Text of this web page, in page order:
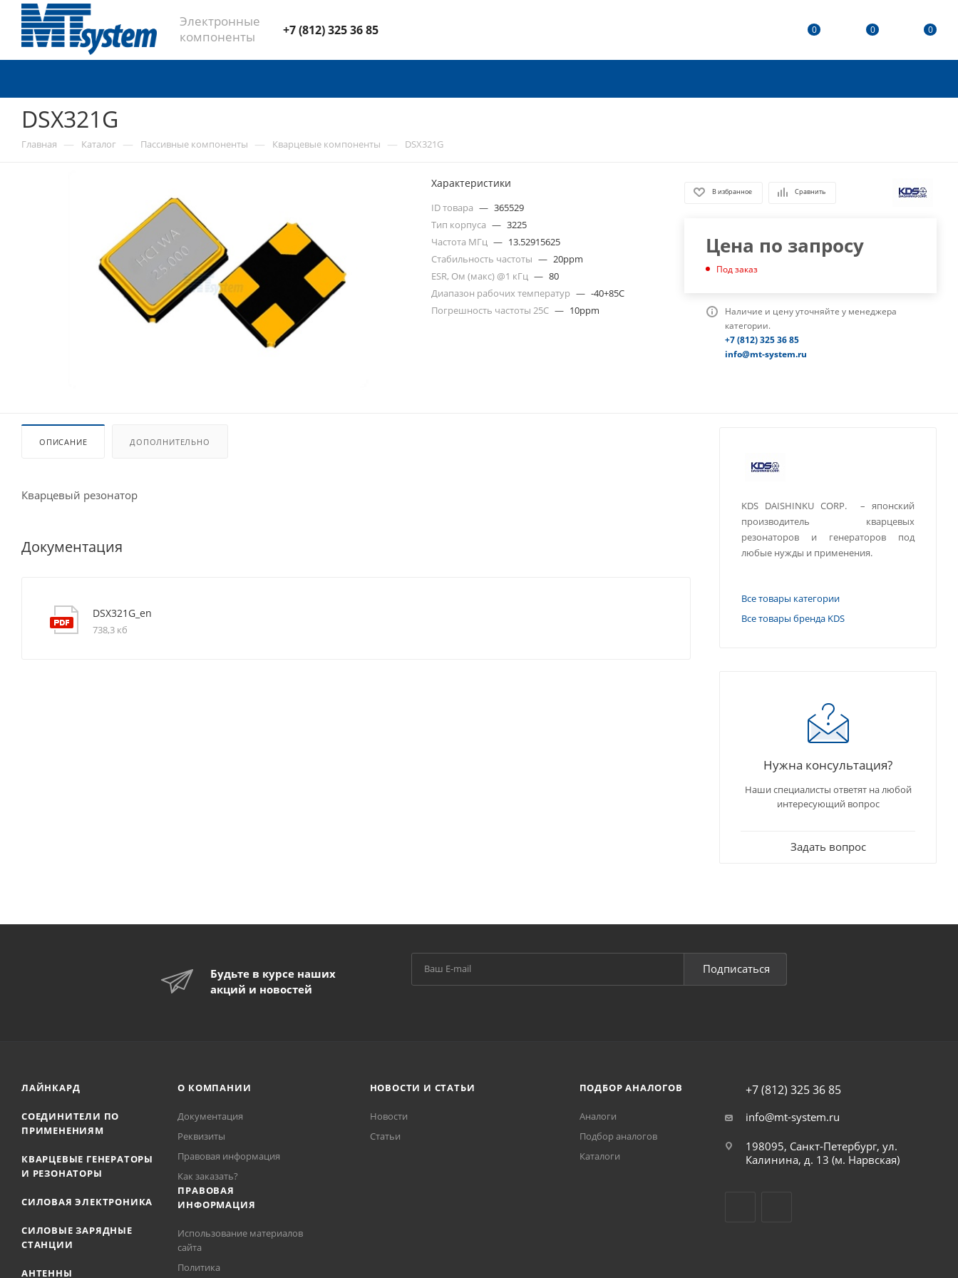
Электронные
компоненты
+7 (812) 325 36 85 0 0 0
DSX321G
Главная — Каталог — Пассивные компоненты — Кварцевые компоненты — DSX321G
Характеристики
ID товара — 365529
Тип корпуса — 3225
Частота МГц — 13.52915625
Стабильность частоты — 20ppm
ESR, Ом (макс) @1 кГц — 80
Диапазон рабочих температур — -40+85C
Погрешность частоты 25С — 10ppm
В избранное Сравнить
Цена по запросу
Под заказ
Наличие и цену уточняйте у менеджера
категории.
+7 (812) 325 36 85
info@mt-system.ru
ОПИСАНИЕ ДОПОЛНИТЕЛЬНО
Кварцевый резонатор
Документация
DSX321G_en
738,3 кб
KDS DAISHINKU CORP. – японский
производитель кварцевых
резонаторов и генераторов под
любые нужды и применения.
Все товары категории
Все товары бренда KDS
Нужна консультация?
Наши специалисты ответят на любой
интересующий вопрос
Задать вопрос
Будьте в курсе наших
акций и новостей
Подписаться
ЛАЙНКАРД
СОЕДИНИТЕЛИ ПО
ПРИМЕНЕНИЯМ
КВАРЦЕВЫЕ ГЕНЕРАТОРЫ
И РЕЗОНАТОРЫ
СИЛОВАЯ ЭЛЕКТРОНИКА
СИЛОВЫЕ ЗАРЯДНЫЕ
СТАНЦИИ
АНТЕННЫ
О КОМПАНИИ
Документация
Реквизиты
Правовая информация
Как заказать?
ПРАВОВАЯ
ИНФОРМАЦИЯ
Использование материалов
сайта
Политика
НОВОСТИ И СТАТЬИ
Новости
Статьи
ПОДБОР АНАЛОГОВ
Аналоги
Подбор аналогов
Каталоги
+7 (812) 325 36 85
info@mt-system.ru
198095, Санкт-Петербург, ул.
Калинина, д. 13 (м. Нарвская)